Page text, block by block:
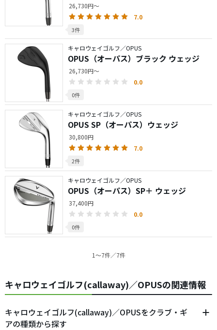
26,730円～
7.0
3件
キャロウェイゴルフ／OPUS
OPUS（オーパス）ブラック ウェッジ
26,730円～
0.0
0件
キャロウェイゴルフ／OPUS
OPUS SP（オーパス）ウェッジ
30,800円
7.0
2件
キャロウェイゴルフ／OPUS
OPUS（オーパス）SP＋ ウェッジ
37,400円
0.0
0件
1〜7件／7件
キャロウェイゴルフ(callaway)／OPUSの関連情報
キャロウェイゴルフ(callaway)／OPUSをクラブ・ギ
アの種類から探す